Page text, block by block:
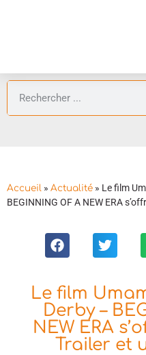
Accueil » Actualité » Le film
BEGINNING OF A NEW ERA
Le film
Derby –
NEW ERA
Trailer et